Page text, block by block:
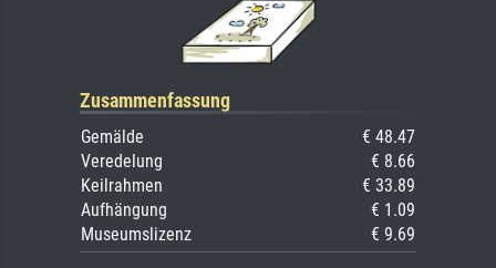
Zusammenfassung
Gemälde
€ 48.47
Veredelung
€ 8.66
Keilrahmen
€ 33.89
Aufhängung
€ 1.09
Museumslizenz
€ 9.69